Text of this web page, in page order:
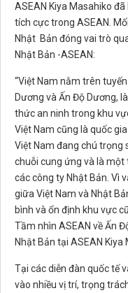
ASEAN Kiya Masahiko
tích cực trong ASEAN.
Nhật Bản đóng vai trò
Nhật Bản -ASEAN:
“Việt Nam nằm trên
Dương và Ấn Độ Dương,
thức an ninh trong khu
Việt Nam cũng là quốc
Việt Nam đang chú trọng
chuỗi cung ứng và là một
các công ty Nhật Bản. Vì
giữa Việt Nam và Nhật
bình và ổn định khu vực
Tầm nhìn ASEAN về Ấn
Nhật Bản tại ASEAN Kiya
Tại các diễn đàn quốc tế
vào nhiều vị trí, trọng